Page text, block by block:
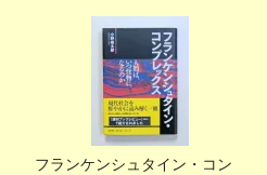
フランケンシュタイン・コン